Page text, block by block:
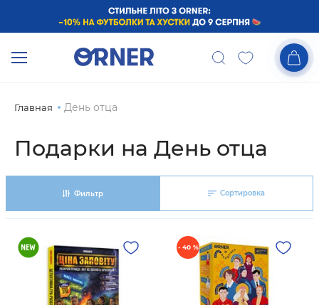
Главная День отца
Подарки на День отца
Фильтр Сортировка
- 40 %